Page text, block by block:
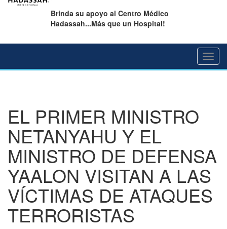
Brinda su apoyo al Centro Médico
Hadassah...Más que un Hospital!
EL PRIMER MINISTRO
NETANYAHU Y EL
MINISTRO DE DEFENSA
YAALON VISITAN A LAS
VÍCTIMAS DE ATAQUES
TERRORISTAS